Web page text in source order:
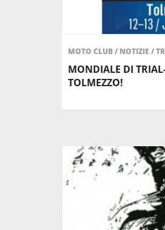
MOTO CLUB/ NOTIZIE /
MONDIALE DI
TOLMEZZO!